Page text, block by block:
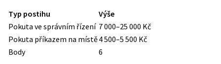
Typ postihu
Výše
Pokuta ve správním řízení 7 000–25 000 Kč
Pokuta příkazem na místě4 500–5 500 Kč
Body
6